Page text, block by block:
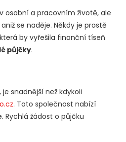
osobní a pracovním životě, ale
se naděje. Někdy je prostě
by vyřešila finanční tíseň
půjčky.
snadnější než kdykoli
. Tato společnost nabízí
Rychlá žádost o půjčku